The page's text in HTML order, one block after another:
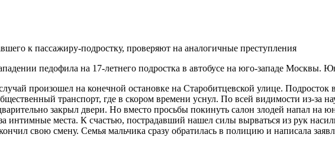
педофила на 17-летнего подростка в автобусе на юго-западе Москвы.
произошел на конечной остановке на Старобитцевской улице. Подросток
транспорт, где в скором времени уснул. По всей видимости из-за
закрыл двери. Но вместо просьбы покинуть салон злодей напал
за интимные места. К счастью, пострадавший нашел силы вырваться из рук
свою смену. Семья мальчика сразу обратилась в полицию и написала